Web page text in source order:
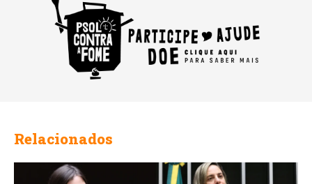
Relacionados